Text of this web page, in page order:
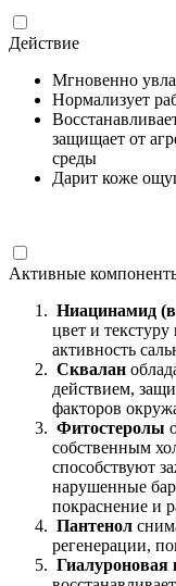
Действие
Мгновенно
Нормализует
защищает от
среды
Дарит коже
Активные
Ниацинамид
цвет и
активность
Сквалан
действием,
факторов
Фитостеролы
собственным
способствуют
нарушенные
покраснение и
Пантенол
регенерации,
Гиалуроновая